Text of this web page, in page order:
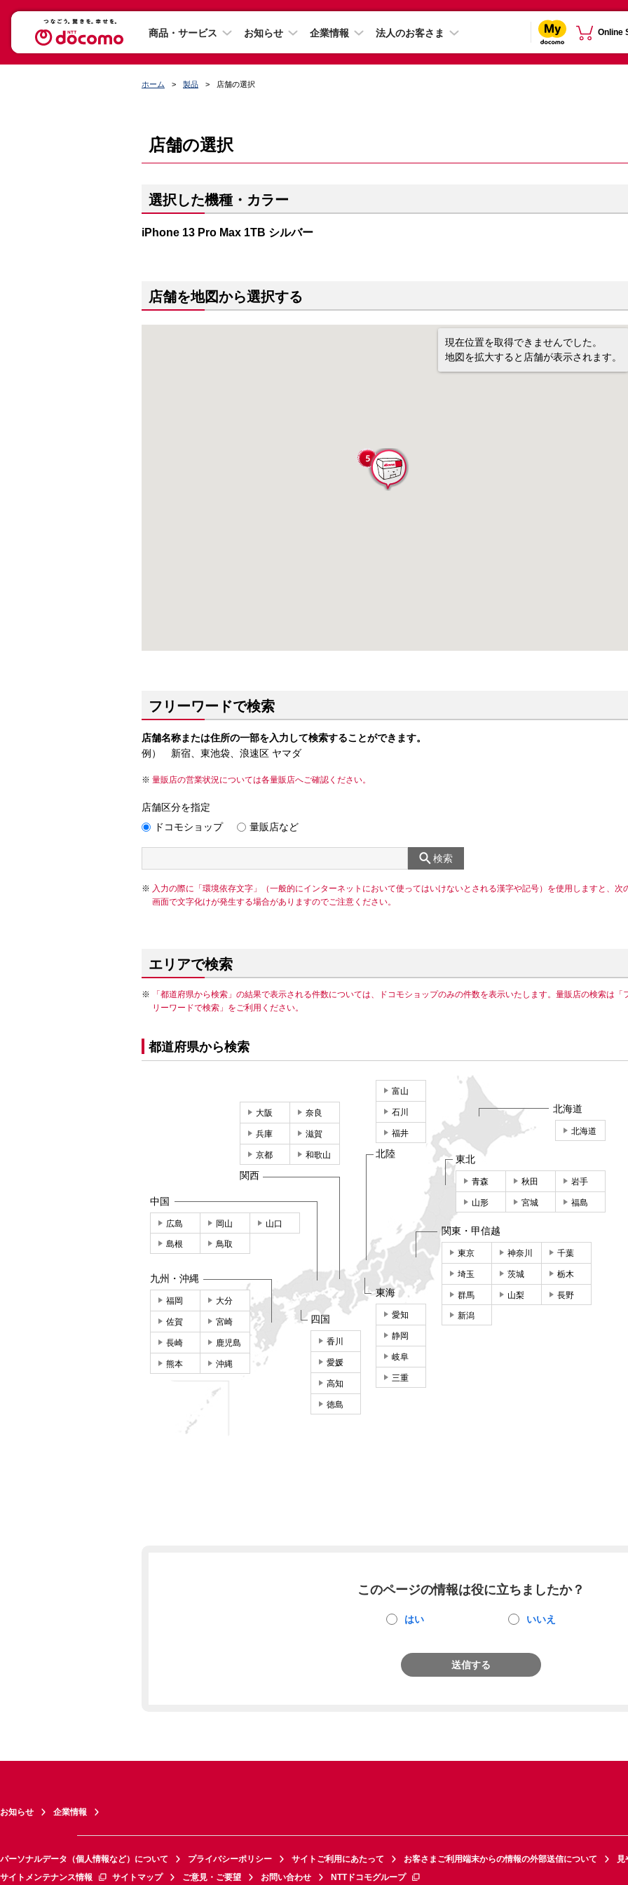
商品・サービス お知らせ 企業情報 法人のお客さま Online
ホーム 製品 店舗の選択
店舗の選択
選択した機種・カラー
iPhone 13 Pro Max 1TB シルバー
店舗を地図から選択する
現在位置を取得できませんでした。
地図を拡大すると店舗が表示されます。
フリーワードで検索
店舗名称または住所の一部を入力して検索することができます。
例） 新宿、東池袋、浪速区 ヤマダ
量販店の営業状況については各量販店へご確認ください。
店舗区分を指定
ドコモショップ
量販店など
検索
入力の際に「環境依存文字」（一般的にインターネットにおいて使ってはいけないとされる漢字や記号）を使用しますと、次
画面で文字化けが発生する場合がありますのでご注意ください。
エリアで検索
「都道府県から検索」の結果で表示される件数については、ドコモショップのみの件数を表示いたします。量販店の検索は「
リーワードで検索」をご利用ください。
都道府県から検索
北海道
北海道
東北
青森 秋田 岩手
山形 宮城 福島
関東・甲信越
東京 神奈川 千葉
埼玉 茨城 栃木
群馬 山梨 長野
新潟
東海
愛知
静岡
岐阜
三重
富山
石川
福井
北陸
大阪 奈良
兵庫 滋賀
京都 和歌山
関西
中国
広島 岡山 山口
島根 鳥取
四国
香川
愛媛
高知
徳島
九州・沖縄
福岡 大分
佐賀 宮崎
長崎 鹿児島
熊本 沖縄
このページの情報は役に立ちましたか？
はい いいえ
送信する
お知らせ 企業情報
パーソナルデータ（個人情報など）について プライバシーポリシー サイトご利用にあたって お客さまご利用端末からの情報の外部送信について
見
サイトメンテナンス情報
サイトマップ ご意見・ご要望 お問い合わせ NTTドコモグループ